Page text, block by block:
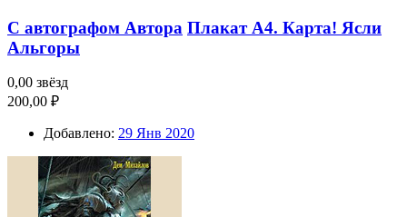
С автографом Автора Плакат А4. Карта! Ясли
Альгоры
0,00 звёзд
200,00 ₽
Добавлено: 29 Янв 2020